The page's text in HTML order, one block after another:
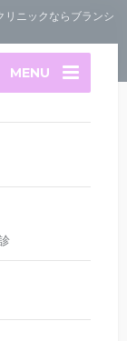
リニックならブランシ
MENU